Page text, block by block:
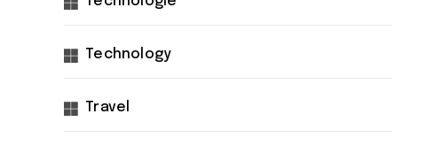
Technology
Travel